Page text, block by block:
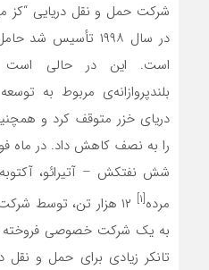
شرکت حمل و نقل دریایی “کز
در سال ۱۹۹۸ تأسیس
است. این در حالی است
بلندپروازانه‌ی مربوط به
دریای خزر متوقف کرد و
شش نفتکش – آتیرائو،
مرده[۱]
۱۲ هزار تن، توسط
به یک شرکت خصوصی فروخته
تانکر زیادی برای حمل و